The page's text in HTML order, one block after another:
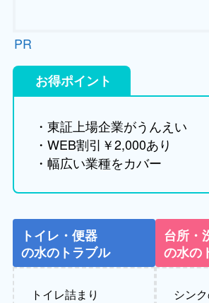
PR
お得ポイント
・東証上場企業がうんえい
・WEB割引￥2,000あり
・幅広い業種をカバー
トイレ・便器
の水のトラブル
トイレ詰まり
台所・
の水の
シン